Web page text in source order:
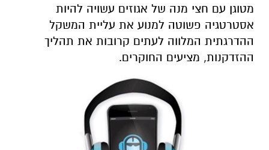
מטוגן עם חצי מנה של אגוזים עשויה להיות
אסטרטגיה פשוטה למנוע את עליית המשקל
ההדרגתית המלווה לעתים קרובות את תהליך
ההזדקנות, מציעים החוקרים.